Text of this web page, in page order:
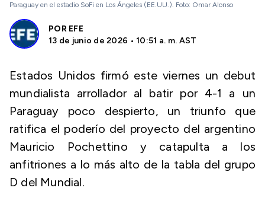
Paraguay en el estadio SoFi en Los Ángeles (EE.UU.). Foto: Omar Alonso
POR EFE
13 de junio de 2026 • 10:51 a. m. AST
Estados Unidos firmó este viernes un debut
mundialista arrollador al batir por 4-1 a un
Paraguay poco despierto, un triunfo que
ratifica el poderío del proyecto del argentino
Mauricio Pochettino y catapulta a los
anfitriones a lo más alto de la tabla del grupo
D del Mundial.